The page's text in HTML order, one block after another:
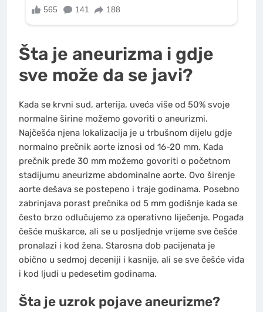
Šta je aneurizma i gdje
sve može da se javi?
Kada se krvni sud, arterija, uveća više od 50% svoje
normalne širine možemo govoriti o aneurizmi.
Najčešća njena lokalizacija je u trbušnom dijelu gdje
normalno prečnik aorte iznosi od 16-20 mm. Kada
prečnik pređe 30 mm možemo govoriti o početnom
stadijumu aneurizme abdominalne aorte. Ovo širenje
aorte dešava se postepeno i traje godinama. Posebno
zabrinjava porast prečnika od 5 mm godišnje kada se
često brzo odlučujemo za operativno liječenje. Pogađa
češće muškarce, ali se u posljednje vrijeme sve češće
pronalazi i kod žena. Starosna dob pacijenata je
obično u sedmoj deceniji i kasnije, ali se sve češće viđa
i kod ljudi u pedesetim godinama.
Šta je uzrok pojave aneurizme?